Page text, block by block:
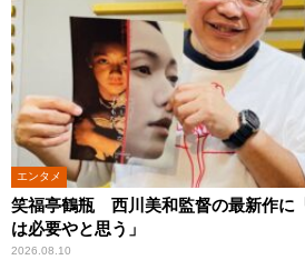
エンタメ
笑福亭鶴瓶 西川美和監督の最新作に
は必要やと思う」
2026.08.10